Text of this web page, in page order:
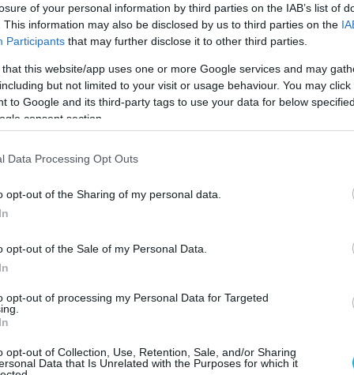
of your personal information by third parties on the IAB’s list of
This information may also be disclosed by us to third parties on the
Participants that may further disclose it to other third parties.
that this website/app uses one or more Google services and may
but not limited to your visit or usage behaviour. You may
to Google and its third-party tags to use your data for below
consent section.
Data Processing Opt Outs
opt-out of the Sharing of my personal data.
opt-out of the Sale of my Personal Data.
opt-out of processing my Personal Data for Targeted
opt-out of Collection, Use, Retention, Sale, and/or Sharing
Data that Is Unrelated with the Purposes for which it
under construction, Türkiye is second only to
the U.S. struggles with less than 10.
is turning to Ankara for naval support.
B7u6zkQLkR
(@Defence_Index)February 4, 2026
υποστήριξη.
ΑΡΘΡΟ